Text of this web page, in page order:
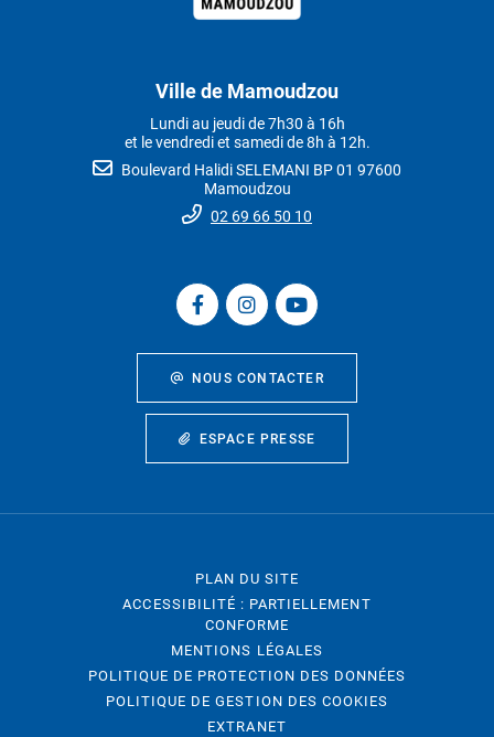
Ville de Mamoudzou
Lundi au jeudi de 7h30 à 16h
et le vendredi et samedi de 8h à 12h.
Boulevard Halidi SELEMANI BP 01 97600
Mamoudzou
02 69 66 50 10
NOUS CONTACTER
ESPACE PRESSE
PLAN DU SITE
ACCESSIBILITÉ : PARTIELLEMENT
CONFORME
MENTIONS LÉGALES
POLITIQUE DE PROTECTION DES DONNÉES
POLITIQUE DE GESTION DES COOKIES
EXTRANET